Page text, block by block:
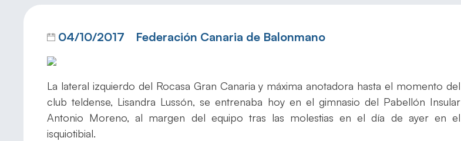
04/10/2017 Federación Canaria de Balonmano
La lateral izquierdo del Rocasa Gran Canaria y máxima anotadora hasta el momento del
club teldense, Lisandra Lussón, se entrenaba hoy en el gimnasio del Pabellón Insular
Antonio Moreno, al margen del equipo tras las molestias en el día de ayer en el
isquiotibial.